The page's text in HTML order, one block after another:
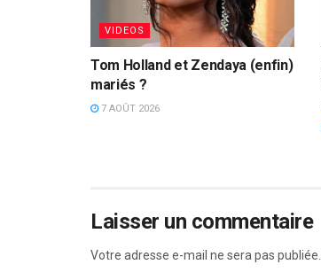
VIDEOS
Tom Holland et Zendaya (enfin)
mariés ?
7 AOÛT 2026
Laisser un commentaire
Votre adresse e-mail ne sera pas publiée.